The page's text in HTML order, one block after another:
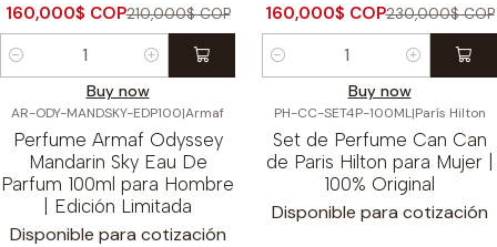
160,000$ COP210,000$ COP
Cantidad
Buy now
160,000$ COP230,000$ COP
Cantidad
Buy now
AR-ODY-MANDSKY-EDP100|Armaf
Perfume Armaf Odyssey
Mandarin Sky Eau De
Parfum 100ml para Hombre
| Edición Limitada
Disponible para cotización
PH-CC-SET4P-100ML|París Hilton
Set de Perfume Can Can
de Paris Hilton para Mujer |
100% Original
Disponible para cotización